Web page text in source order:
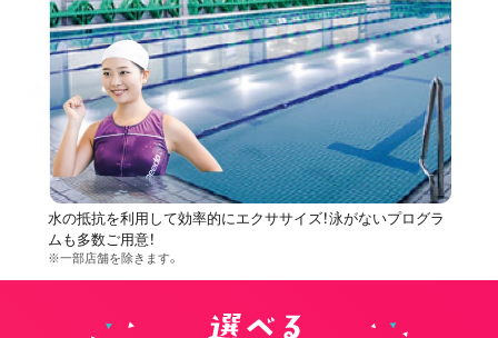
水の抵抗を利用して効率的にエクササイズ！泳がないプログラ
ムも多数ご用意！
※一部店舗を除きます。